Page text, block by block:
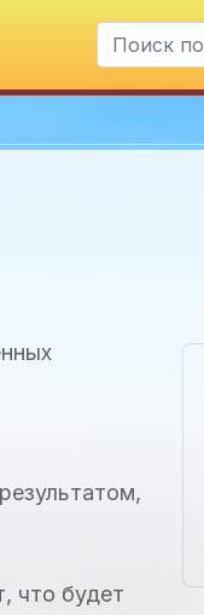
что будет